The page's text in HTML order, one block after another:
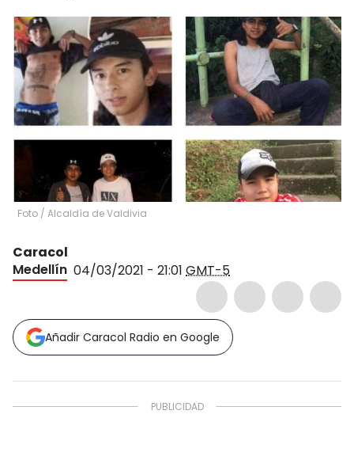
Foto / Alcaldía de Valdivia
Caracol
Medellín 04/03/2021 - 21:01 GMT-5
Añadir Caracol Radio en Google